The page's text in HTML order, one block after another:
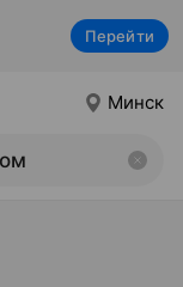
Перейти
Минск